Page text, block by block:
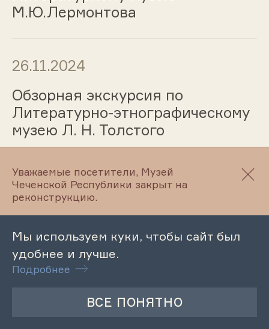
М.Ю.Лермонтова
26.11.2024
Обзорная экскурсия по
Литературно-этнографическому
музею Л. Н. Толстого
26.11.2024
Обзорная экскурсия в
Литературно-мемориальном
музее А.Айдамирова
Уважаемые посетители, Музей
Чеченской Республики закрыт на
реконструкцию.
Мы используем куки, чтобы сайт был
удобнее и лучше.
Подробнее